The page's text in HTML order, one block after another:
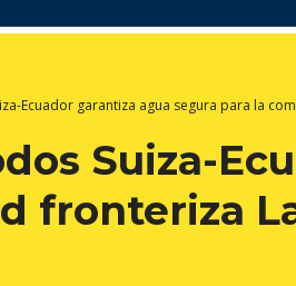
Ecuador garantiza agua segura para la
Suiza-
fronteriza